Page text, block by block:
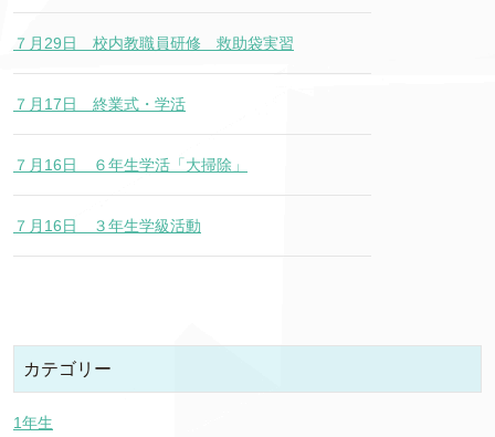
７月29日 校内教職員研修 救助袋実習
７月17日 終業式・学活
７月16日 ６年生学活「大掃除」
７月16日 ３年生学級活動
カテゴリー
1年生